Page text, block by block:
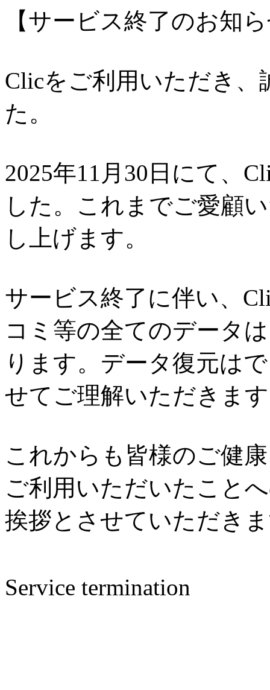
【サービス終了のお知
Clicをご利用いただき
た。
2025年11月30日にて、
した。これまでご愛顧
し上げます。
サービス終了に伴い、
コミ等の全てのデータ
ります。データ復元は
せてご理解いただきま
これからも皆様のご健
ご利用いただいたこと
挨拶とさせていただき
Service termination